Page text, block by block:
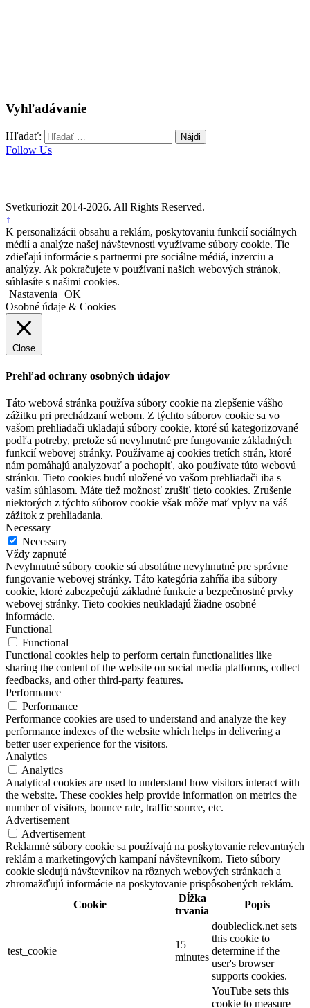
Vyhľadávanie
Hľadať:
Follow Us
Svetkuriozit 2014-2026. All Rights Reserved.
↑
K personalizácii obsahu a reklám, poskytovaniu funkcií sociálnych
médií a analýze našej návštevnosti využívame súbory cookie. Tie
zdieľajú informácie s partnermi pre sociálne médiá, inzerciu a
analýzy. Ak pokračujete v používaní našich webových stránok,
súhlasíte s našimi cookies.
Nastavenia
OK
Osobné údaje & Cookies
Close
Prehľad ochrany osobných údajov
Táto webová stránka používa súbory cookie na zlepšenie vášho
zážitku pri prechádzaní webom. Z týchto súborov cookie sa vo
vašom prehliadači ukladajú súbory cookie, ktoré sú kategorizované
podľa potreby, pretože sú nevyhnutné pre fungovanie základných
funkcií webovej stránky. Používame aj cookies tretích strán, ktoré
nám pomáhajú analyzovať a pochopiť, ako používate túto webovú
stránku. Tieto cookies budú uložené vo vašom prehliadači iba s
vaším súhlasom. Máte tiež možnosť zrušiť tieto cookies. Zrušenie
niektorých z týchto súborov cookie však môže mať vplyv na váš
zážitok z prehliadania.
Necessary
Necessary
Vždy zapnuté
Nevyhnutné súbory cookie sú absolútne nevyhnutné pre správne
fungovanie webovej stránky. Táto kategória zahŕňa iba súbory
cookie, ktoré zabezpečujú základné funkcie a bezpečnostné prvky
webovej stránky. Tieto cookies neukladajú žiadne osobné
informácie.
Functional
Functional
Functional cookies help to perform certain functionalities like
sharing the content of the website on social media platforms, collect
feedbacks, and other third-party features.
Performance
Performance
Performance cookies are used to understand and analyze the key
performance indexes of the website which helps in delivering a
better user experience for the visitors.
Analytics
Analytics
Analytical cookies are used to understand how visitors interact with
the website. These cookies help provide information on metrics the
number of visitors, bounce rate, traffic source, etc.
Advertisement
Advertisement
Reklamné súbory cookie sa používajú na poskytovanie relevantných
reklám a marketingových kampaní návštevníkom. Tieto súbory
cookie sledujú návštevníkov na rôznych webových stránkach a
zhromažďujú informácie na poskytovanie prispôsobených reklám.
Cookie
Dĺžka
trvania
Popis
test_cookie
15
minutes
doubleclick.net sets
this cookie to
determine if the
user's browser
supports cookies.
YouTube sets this
cookie to measure